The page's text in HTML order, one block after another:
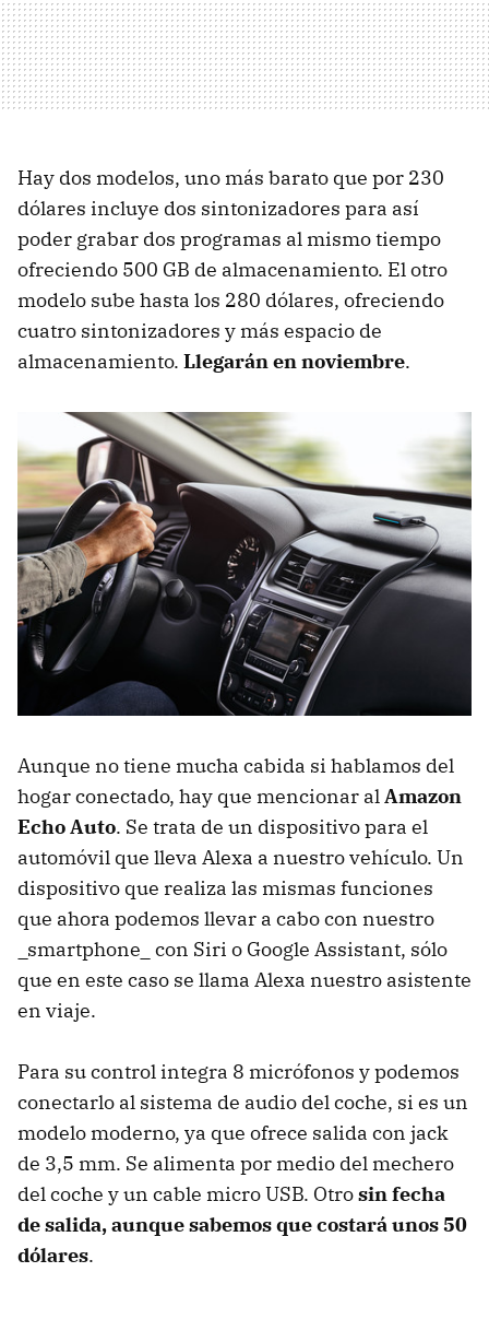
Hay dos modelos, uno más barato que por 230
dólares incluye dos sintonizadores para así
poder grabar dos programas al mismo tiempo
ofreciendo 500 GB de almacenamiento. El otro
modelo sube hasta los 280 dólares, ofreciendo
cuatro sintonizadores y más espacio de
almacenamiento. Llegarán en noviembre.
Aunque no tiene mucha cabida si hablamos del
hogar conectado, hay que mencionar alAmazon
Echo Auto. Se trata de un dispositivo para el
automóvil que lleva Alexa a nuestro vehículo. Un
dispositivo que realiza las mismas funciones
que ahora podemos llevar a cabo con nuestro
_smartphone_ con Siri o Google Assistant, sólo
que en este caso se llama Alexa nuestro asistente
en viaje.
Para su control integra 8 micrófonos y podemos
conectarlo al sistema de audio del coche, si es un
modelo moderno, ya que ofrece salida con jack
de 3,5 mm. Se alimenta por medio del mechero
del coche y un cable micro USB. Otrosin fecha
de salida, aunque sabemos que costará unos 50
dólares.